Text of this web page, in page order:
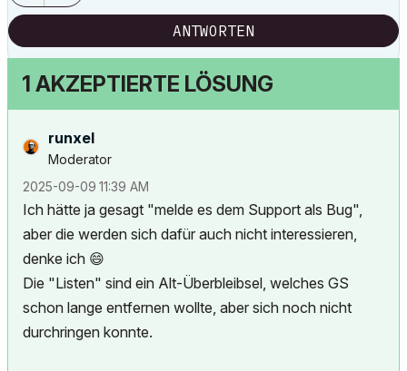
ANTWORTEN
1 AKZEPTIERTE LÖSUNG
runxel
Moderator
‎2025-09-09 11:39 AM
Ich hätte ja gesagt "melde es dem Support als Bug",
aber die werden sich dafür auch nicht interessieren,
denke ich 😄
Die "Listen" sind ein Alt-Überbleibsel, welches GS
schon lange entfernen wollte, aber sich noch nicht
durchringen konnte.